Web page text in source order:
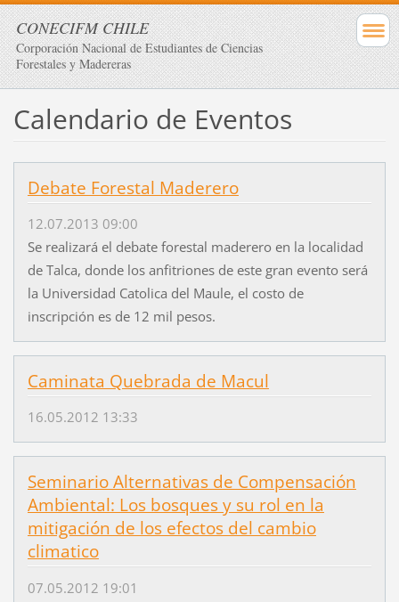
CONECIFM CHILE
Corporación Nacional de Estudiantes de Ciencias
Forestales y Madereras
Calendario de Eventos
Debate Forestal Maderero
12.07.2013 09:00
Se realizará el debate forestal maderero en la localidad
de Talca, donde los anfitriones de este gran evento será
la Universidad Catolica del Maule, el costo de
inscripción es de 12 mil pesos.
Caminata Quebrada de Macul
16.05.2012 13:33
Seminario Alternativas de Compensación
Ambiental: Los bosques y su rol en la
mitigación de los efectos del cambio
climatico
07.05.2012 19:01